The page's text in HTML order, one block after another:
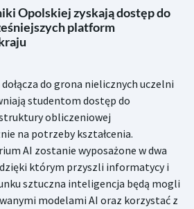
Opolskiej zyskają dostęp do
platform
do grona nielicznych uczelni
studentom dostęp do
obliczeniowej
na potrzeby kształcenia.
AI zostanie wyposażone w dwa
którym przyszli informatycy i
sztuczna inteligencja będą mogli
modelami AI oraz korzystać z